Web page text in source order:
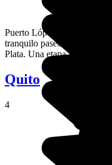
Puerto López es una bonita
tranquilo paseo marítimo.
Plata. Una etapa a incluir
Quito
4